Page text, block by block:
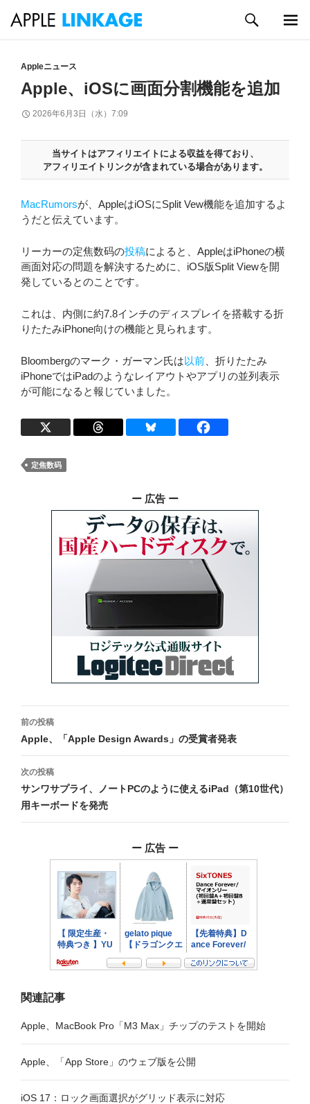
索
Appleニュース
Apple、iOSに画面分割機能を追加
2026年6月3日（水）7:09
当サイトはアフィリエイトによる収益を得ており、
アフィリエイトリンクが含まれている場合があります。
MacRumorsが、AppleはiOSにSplit Vew機能を追加するよ
うだと伝えています。
リーカーの定焦数码の投稿によると、AppleはiPhoneの横
画面対応の問題を解決するために、iOS版Split Viewを開
発しているとのことです。
これは、内側に約7.8インチのディスプレイを搭載する折
りたたみiPhone向けの機能と見られます。
Bloombergのマーク・ガーマン氏は以前 、折りたたみ
iPhoneではiPadのようなレイアウトやアプリの並列表示
が可能になると報じていました。
定焦数码
ー 広告 ー
投
稿
ナ
ビ
ゲ
前の投稿
Apple、「Apple Design Awards」の受賞者発表
次の投稿
サンワサプライ、ノートPCのように使えるiPad（第10世代）
用キーボードを発売
ー 広告 ー
関連記事
Apple、MacBook Pro「M3 Max」チップのテストを開始
Apple、「App Store」のウェブ版を公開
iOS 17：ロック画面選択がグリッド表示に対応